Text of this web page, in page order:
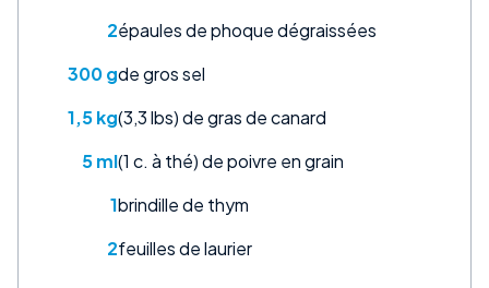
2épaules de phoque dégraissées
300 gde gros sel
1,5 kg(3,3 lbs) de gras de canard
5 ml(1 c. à thé) de poivre en grain
1brindille de thym
2feuilles de laurier